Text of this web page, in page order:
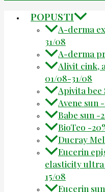
POPUSTI
A-derma
31/08
A-derma
Alivit cink,
01/08-31/08
Apivita bee
Avene sun
Babe sun -
BioTeo -
Ducray
Eucerin
elasticity
15/08
Eucerin